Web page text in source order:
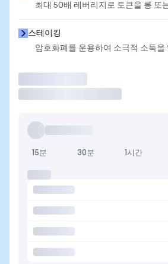
최대 50배 레버리지로 토큰을 롱 또
스테이킹
암호화폐를 운용하여 소극적 소득을
15분 30분 1시간